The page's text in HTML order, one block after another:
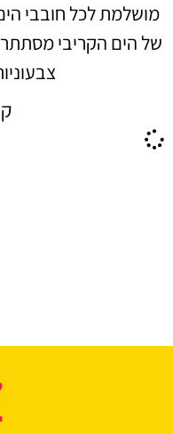
מושלמת לכל חובבי
של הים הקריבי מסתתר